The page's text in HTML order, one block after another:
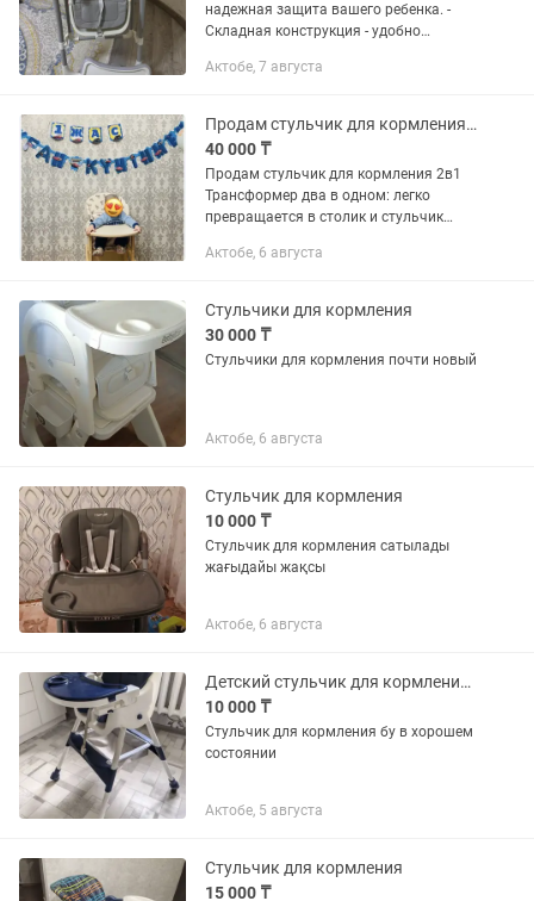
надежная защита вашего ребенка. -
Складная конструкция - удобно
Регулировка высоты и наклона спинки
Актобе, 7 августа
Продам стульчик для кормления 2в1
40 000 ₸
Продам стульчик для кормления 2в1
Трансформер два в одном: легко
превращается в столик и стульчик
водонепроницаемый, легко чистится
Актобе, 6 августа
Стульчики для кормления
30 000 ₸
Стульчики для кормления почти новый
Актобе, 6 августа
Стульчик для кормления
10 000 ₸
Стульчик для кормления сатылады
жағыдайы жақсы
Актобе, 6 августа
Детский стульчик для кормления бу
10 000 ₸
Стульчик для кормления бу в хорошем
состоянии
Актобе, 5 августа
Стульчик для кормления
15 000 ₸